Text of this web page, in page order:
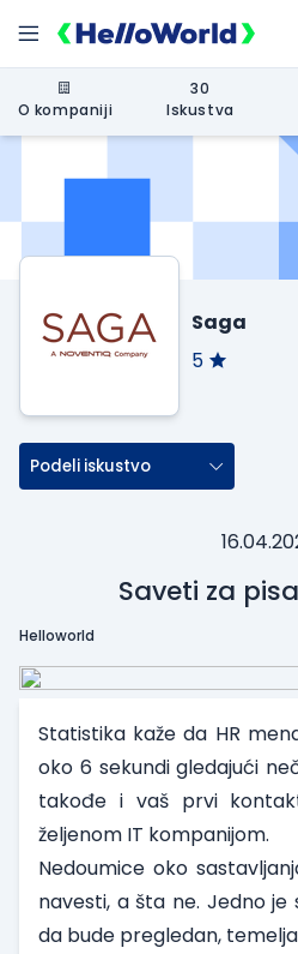
O kompaniji
30
Iskustva
Saga
5
Podeli iskustvo
Saveti za
Helloworld
Statistika kaže da HR
oko 6 sekundi gledajući
takođe i vaš prvi
željenom IT kompanijom.
Nedoumice oko
navesti, a šta ne. Jedno
da bude pregledan,